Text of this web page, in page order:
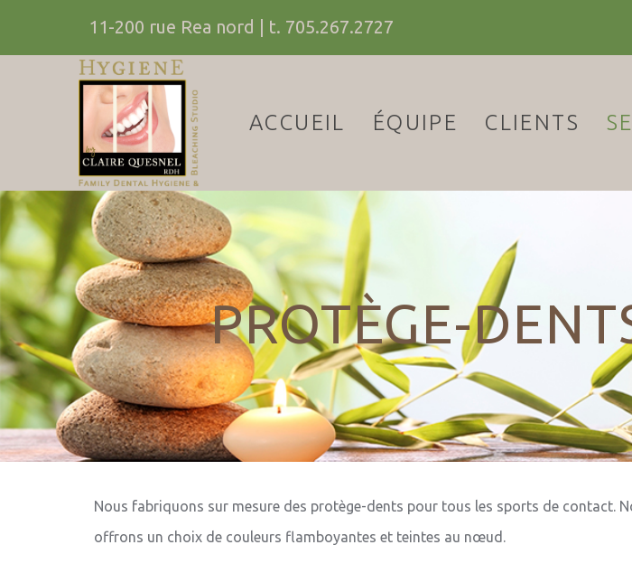
11-200 rue Rea nord | t. 705.267.2727
ACCUEIL ÉQUIPE CLIENTS
PROTÈGE-
Nous fabriquons sur mesure des protège-dents pour tous les sports de contact.
offrons un choix de couleurs flamboyantes et teintes au nœud.